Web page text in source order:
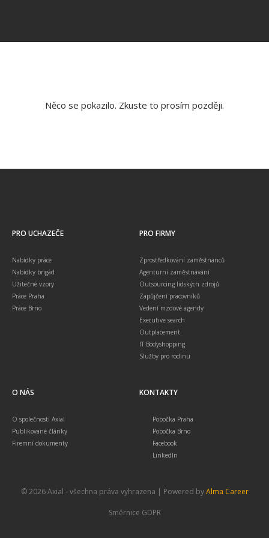
Něco se pokazilo. Zkuste to prosím později.
PRO UCHAZEČE
Nabídky práce
Nabídky brigád
Užitečné vzory
Práce Praha
Práce Brno
PRO FIRMY
Zprostředkování zaměstnanců
Agenturní zaměstnávání
Outsourcing lidských zdrojů
Zapůjčení pracovníků
Vedení mzdové agendy
Executive search
Outplacement
IT Bodyshopping
Služby pro rodinu
O NÁS
O společnosti Axial
Publikované články
Firemní dokumenty
KONTAKTY
Pobočka Praha
Pobočka Brno
Facebook
LinkedIn
© 2026 Axial - všechna práva vyhrazena | Powered byAlma Career
Směrnice GDPR